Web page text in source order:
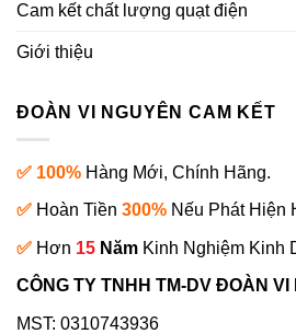
Cam kết chất lượng quạt điện
Giới thiệu
ĐOÀN VI NGUYÊN CAM KẾT
✅ 100% Hàng Mới, Chính Hãng.
✅ Hoàn Tiền 300% Nếu Phát Hiện
✅ Hơn 15 Năm Kinh Nghiệm Kinh
CÔNG TY TNHH TM-DV ĐOÀN VI
MST: 0310743936